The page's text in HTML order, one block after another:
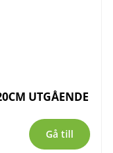
UTGÅENDE
Gå till